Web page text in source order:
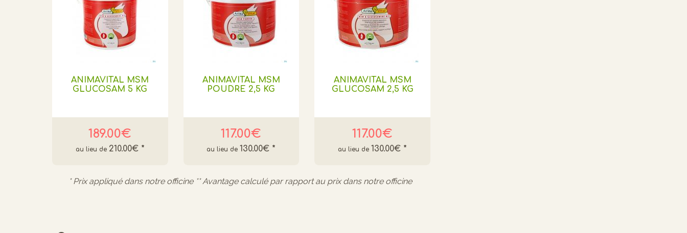
ANIMAVITAL MSM
GLUCOSAM 5 KG
189.00€
210.00€ *
ANIMAVITAL MSM
POUDRE 2,5 KG
117.00€
130.00€ *
ANIMAVITAL MSM
GLUCOSAM 2,5 KG
117.00€
130.00€ *
* Prix appliqué dans notre officine ** Avantage calculé par rapport au prix dans notre officine